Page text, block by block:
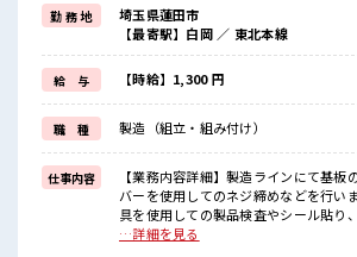
≪動きやすい制服アリ≫
制服があるので、
毎日の服装の悩み解消♪
≪初めての仕事だけど自分にもできそう≫
新しいことにチャレンジするのは不安だけど、
しっかり働く環境が整っています！
イチからスキルUP・ステップUP目指していきま
≪自分に合った期間で働ける≫
福利厚生が整った派遣のお仕事です！
■職場の雰囲気
休憩室でホッと一息リフレッシュ！
勤 務 地
埼玉県蓮田市
【最寄駅】白岡 ／ 東北本線
給 与 【時給】1,300 円
職 種 製造（組立・組み付け）
仕事内容
【業務内容詳細】製造ラインにて基板
バーを使用してのネジ締めなどを行い
具を使用しての製品検査やシール貼り
の一部を行っていただきます。≪スマ
…詳細を見る